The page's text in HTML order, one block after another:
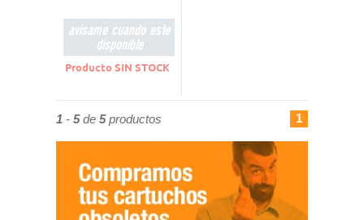
Producto SIN STOCK
avisame cuando este
disponible
1 - 5de 5productos 1